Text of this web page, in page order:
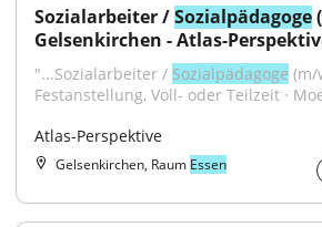
Sozialarbeiter / Sozialpädagoge
Gelsenkirchen - Atlas-
"...Sozialarbeiter / Sozialpädagoge (m/
Festanstellung, Voll- oder Teilzeit ·
Atlas-Perspektive
Gelsenkirchen, Raum Essen